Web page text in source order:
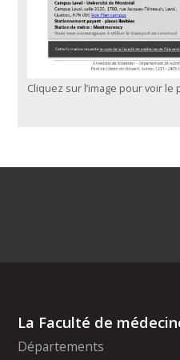
Cliquez sur l’image pour voir
La Faculté de
Départements